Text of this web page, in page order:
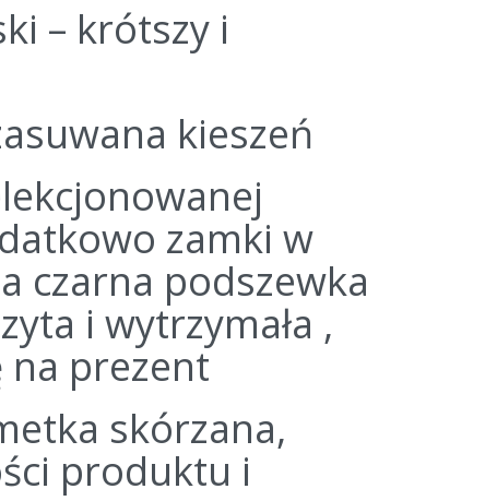
– krótszy i
kieszeń
zamki w
czarna podszewka
i wytrzymała ,
na prezent
skórzana,
produktu i